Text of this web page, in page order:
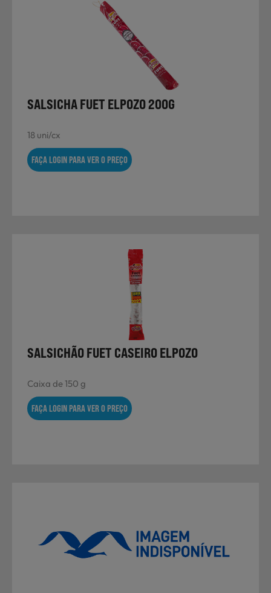
SALSICHA FUET ELPOZO 200G
18 uni/cx
FAÇA LOGIN PARA VER O PREÇO
SALSICHÃO FUET CASEIRO ELPOZO
Caixa de 150 g
FAÇA LOGIN PARA VER O PREÇO